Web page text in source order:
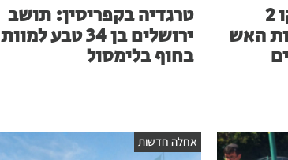
23 שנים לטבח בקו 2
האש
טרגדיה בקפריסין: תושב
ירושלים בן 34 טבע למוות
בחוף בלימסול
אחלה חדשות